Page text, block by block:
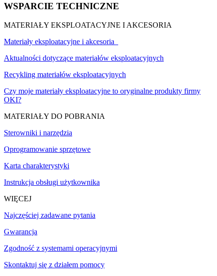
WSPARCIE TECHNICZNE
MATERIAŁY EKSPLOATACYJNE I AKCESORIA
Materiały eksploatacyjne i akcesoria
Aktualności dotyczące materiałów eksploatacyjnych
Recykling materiałów eksploatacyjnych
Czy moje materiały eksploatacyjne to oryginalne produkty firmy
OKI?
MATERIAŁY DO POBRANIA
Sterowniki i narzędzia
Oprogramowanie sprzętowe
Karta charakterystyki
Instrukcja obsługi użytkownika
WIĘCEJ
Najczęściej zadawane pytania
Gwarancja
Zgodność z systemami operacyjnymi
Skontaktuj się z działem pomocy